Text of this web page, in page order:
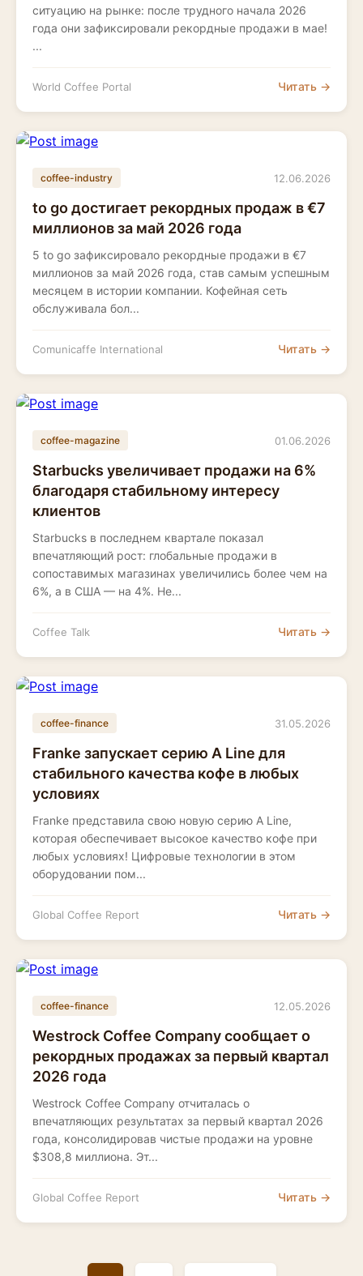
ситуацию на рынке: после трудного начала 2026
года они зафиксировали рекордные продажи в мае!
...
World Coffee Portal Читать →
coffee-industry 12.06.2026
to go достигает рекордных продаж в €7
миллионов за май 2026 года
5 to go зафиксировало рекордные продажи в €7
миллионов за май 2026 года, став самым успешным
месяцем в истории компании. Кофейная сеть
обслуживала бол...
Comunicaffe International Читать →
coffee-magazine 01.06.2026
Starbucks увеличивает продажи на 6%
благодаря стабильному интересу
клиентов
Starbucks в последнем квартале показал
впечатляющий рост: глобальные продажи в
сопоставимых магазинах увеличились более чем на
6%, а в США — на 4%. Не...
Coffee Talk Читать →
coffee-finance 31.05.2026
Franke запускает серию A Line для
стабильного качества кофе в любых
условиях
Franke представила свою новую серию A Line,
которая обеспечивает высокое качество кофе при
любых условиях! Цифровые технологии в этом
оборудовании пом...
Global Coffee Report Читать →
coffee-finance 12.05.2026
Westrock Coffee Company сообщает о
рекордных продажах за первый квартал
2026 года
Westrock Coffee Company отчиталась о
впечатляющих результатах за первый квартал 2026
года, консолидировав чистые продажи на уровне
$308,8 миллиона. Эт...
Global Coffee Report Читать →